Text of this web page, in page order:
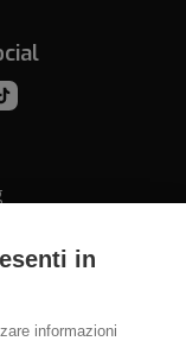
in
informazioni